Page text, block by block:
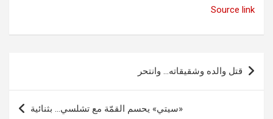
Source link
تصفّح
المقالات
قتل والده وشقيقاته… وانتحر
«سيتي» يحسم القمّة مع تشلسي… بثنائية